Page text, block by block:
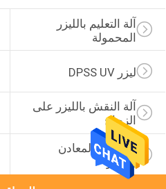
آلة التعليم بالليزر
المحمولة
ليزر DPSS UV
آلة النقش بالليزر على
الزجاج
آلة وسم المعادن
بالليزر